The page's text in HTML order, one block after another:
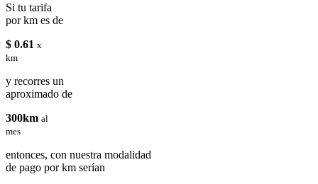
Si tu tarifa
por km es de
$ 0.61 x
km
y recorres un
aproximado de
300km al
mes
entonces, con nuestra modalidad
de pago por km serían